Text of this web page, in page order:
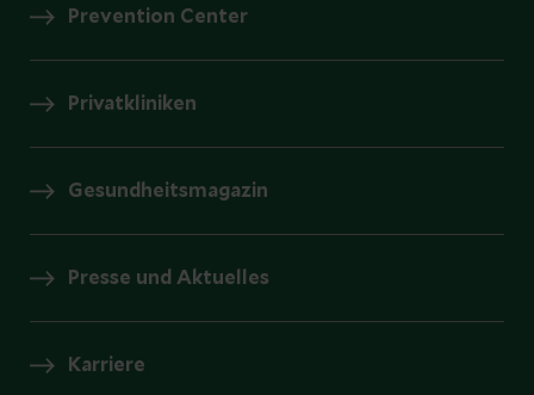
Prevention Center
Privatkliniken
Gesundheitsmagazin
Presse und Aktuelles
Karriere